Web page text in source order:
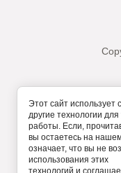
Политика в
Этот сайт
другие технологии
работы. Если,
вы остаетесь на
означает, что вы не
использования этих
технологий и